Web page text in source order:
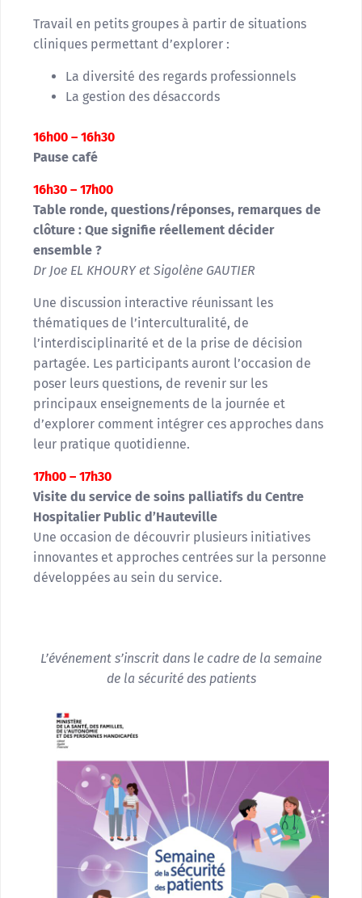
Travail en petits groupes à partir de situations
cliniques permettant d’explorer :
La diversité des regards professionnels
La gestion des désaccords
16h00 – 16h30
Pause café
16h30 – 17h00
Table ronde, questions/réponses, remarques de
clôture : Que signifie réellement décider
ensemble ?
Dr Joe EL KHOURY et Sigolène GAUTIER
Une discussion interactive réunissant les
thématiques de l’interculturalité, de
l’interdisciplinarité et de la prise de décision
partagée. Les participants auront l’occasion de
poser leurs questions, de revenir sur les
principaux enseignements de la journée et
d’explorer comment intégrer ces approches dans
leur pratique quotidienne.
17h00 – 17h30
Visite du service de soins palliatifs du Centre
Hospitalier Public d’Hauteville
Une occasion de découvrir plusieurs initiatives
innovantes et approches centrées sur la personne
développées au sein du service.
L’événement s’inscrit dans le cadre de la semaine
de la sécurité des patients